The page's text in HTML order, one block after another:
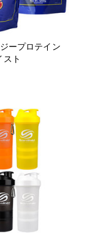
ープロテイン
スト